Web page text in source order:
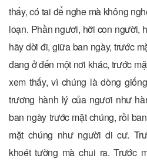
thấy, có tai để nghe mà không
loạn. Phần ngươi, hỡi con người,
hãy dời đi, giữa ban ngày, trước
đang ở đến một nơi khác, trước
xem thấy, vì chúng là dòng
trương hành lý của ngươi như
ban ngày trước mặt chúng, rồi
mặt chúng như người di cư.
khoét tường mà chui ra. Trước